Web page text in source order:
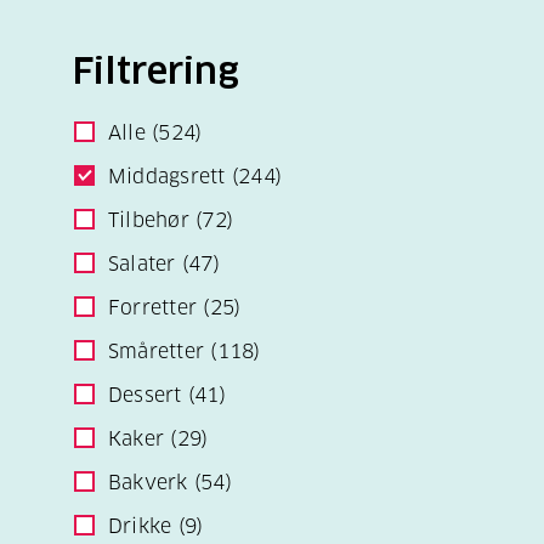
Filtrering
Alle (524)
Middagsrett (244)
Tilbehør (72)
Salater (47)
Forretter (25)
Småretter (118)
Dessert (41)
Kaker (29)
Bakverk (54)
Drikke (9)